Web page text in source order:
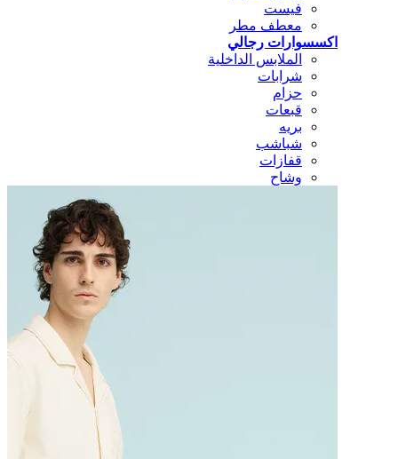
فيست
معطف مطر
اكسسوارات رجالي
الملابس الداخلية
شرابات
حزام
قبعات
بريه
شباشب
قفازات
وشاح